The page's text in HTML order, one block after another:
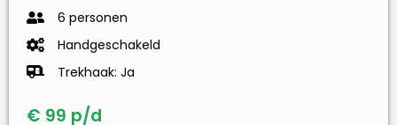
6 personen
Handgeschakeld
Trekhaak: Ja
€ 99 p/d